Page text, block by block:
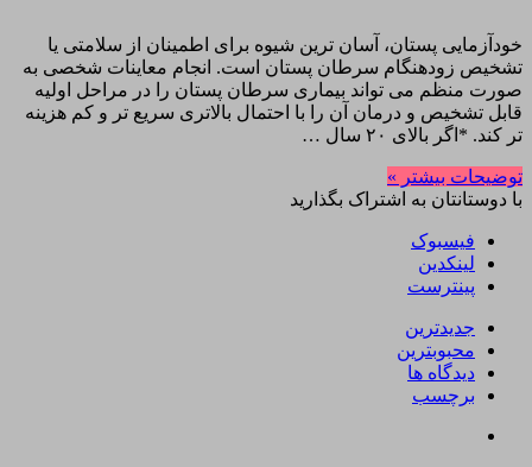
خودآزمایی پستان، آسان ترین شیوه برای اطمینان از سلامتی یا
تشخیص زودهنگام سرطان پستان است. انجام معاینات شخصی به
صورت منظم می تواند بیماری سرطان پستان را در مراحل اولیه
قابل تشخیص و درمان آن را با احتمال بالاتری سریع تر و کم هزینه
تر کند. *اگر بالای ۲۰ سال …
توضیحات بیشتر »
با دوستانتان به اشتراک بگذارید
فیسبوک
لینکدین
پینترست
جدیدترین
محبوبترین
دیدگاه ها
برچسب